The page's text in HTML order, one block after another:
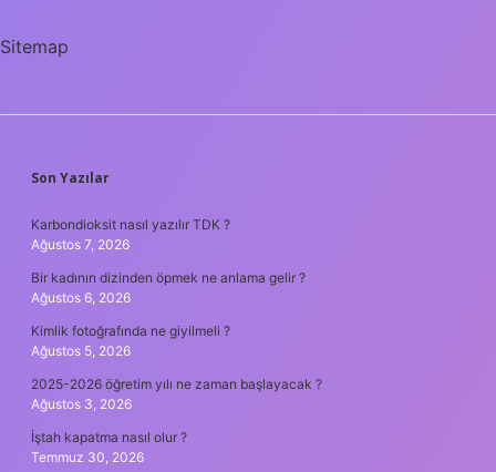
Sitemap
SIDEBAR
Son Yazılar
Karbondioksit nasıl yazılır TDK ?
Ağustos 7, 2026
Bir kadının dizinden öpmek ne anlama gelir ?
Ağustos 6, 2026
Kimlik fotoğrafında ne giyilmeli ?
Ağustos 5, 2026
2025-2026 öğretim yılı ne zaman başlayacak ?
Ağustos 3, 2026
İştah kapatma nasıl olur ?
Temmuz 30, 2026